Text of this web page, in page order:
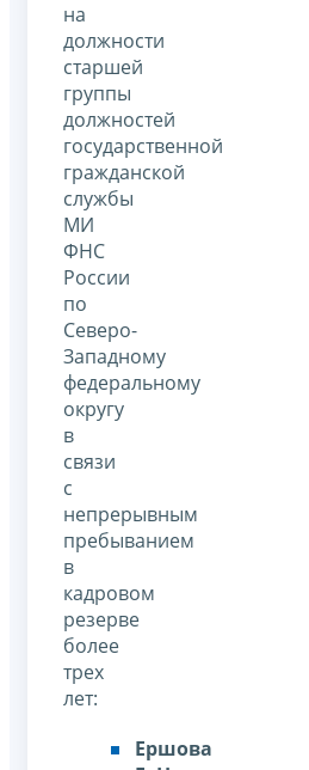
на
должности
старшей
группы
должностей
государственной
гражданской
службы
МИ
ФНС
России
по
Северо-
Западному
федеральному
округу
в
связи
с
непрерывным
пребыванием
в
кадровом
резерве
более
трех
лет:
Ершова